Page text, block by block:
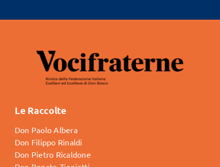
Le Raccolte
Don Paolo Albera
Don Filippo Rinaldi
Don Pietro Ricaldone